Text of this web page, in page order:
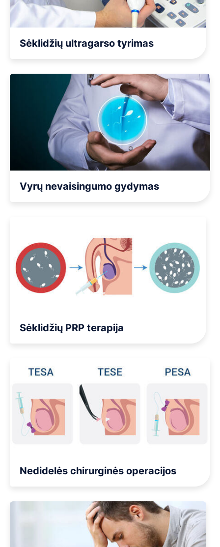
Sėklidžių ultragarso tyrimas
Vyrų nevaisingumo gydymas
Sėklidžių PRP terapija
Nedidelės chirurginės operacijos